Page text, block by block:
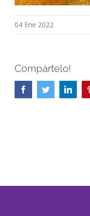
04 Ene 2022
Compártelo!
FacebookTwitter